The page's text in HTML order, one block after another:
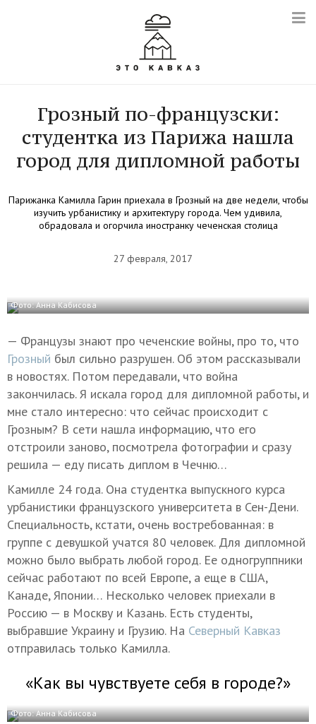
Грозный по-французски:
студентка из Парижа нашла
город для дипломной работы
Парижанка Камилла Гарин приехала в Грозный на две недели, чтобы
изучить урбанистику и архитектуру города. Чем удивила,
обрадовала и огорчила иностранку чеченская столица
27 февраля, 2017
Фото: Анна Кабисова
— Французы знают про чеченские войны, про то, что
Грозный был сильно разрушен. Об этом рассказывали
в новостях. Потом передавали, что война
закончилась. Я искала город для дипломной работы, и
мне стало интересно: что сейчас происходит с
Грозным? В сети нашла информацию, что его
отстроили заново, посмотрела фотографии и сразу
решила — еду писать диплом в Чечню…
Камилле 24 года. Она студентка выпускного курса
урбанистики французского университета в Сен-Дени.
Специальность, кстати, очень востребованная: в
группе с девушкой учатся 80 человек. Для дипломной
можно было выбрать любой город. Ее одногруппники
сейчас работают по всей Европе, а еще в США,
Канаде, Японии… Несколько человек приехали в
Россию — в Москву и Казань. Есть студенты,
выбравшие Украину и Грузию. На Северный Кавказ
отправилась только Камилла.
«Как вы чувствуете себя в городе?»
Фото: Анна Кабисова